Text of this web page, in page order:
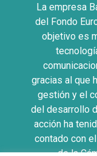
La empresa
del Fondo
objetivo es
gracias al que
gestión y el
del desarrollo
acción ha
contado con
de la